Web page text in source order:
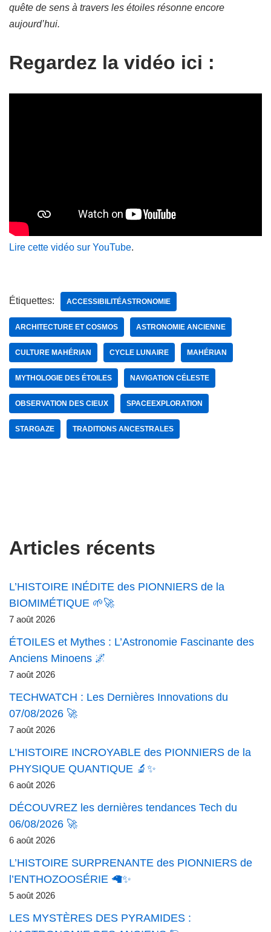
quête de sens à travers les étoiles résonne encore
aujourd’hui.
Regardez la vidéo ici :
Lire cette vidéo sur YouTube.
Étiquettes: ACCESSIBILITÉASTRONOMIE
ARCHITECTURE ET COSMOS ASTRONOMIE ANCIENNE
CULTURE MAHÉRIAN CYCLE LUNAIRE MAHÉRIAN
MYTHOLOGIE DES ÉTOILES NAVIGATION CÉLESTE
OBSERVATION DES CIEUX SPACEEXPLORATION
STARGAZE TRADITIONS ANCESTRALES
Articles récents
L’HISTOIRE INÉDITE des PIONNIERS de la
BIOMIMÉTIQUE 🌱🚀
7 août 2026
ÉTOILES et Mythes : L’Astronomie Fascinante des
Anciens Minoens 🌌
7 août 2026
TECHWATCH : Les Dernières Innovations du
07/08/2026 🚀
7 août 2026
L’HISTOIRE INCROYABLE des PIONNIERS de la
PHYSIQUE QUANTIQUE 🔬✨
6 août 2026
DÉCOUVREZ les dernières tendances Tech du
06/08/2026 🚀
6 août 2026
L’HISTOIRE SURPRENANTE des PIONNIERS de
l’ENTHOZOOSÉRIE 🦙✨
5 août 2026
LES MYSTÈRES DES PYRAMIDES :